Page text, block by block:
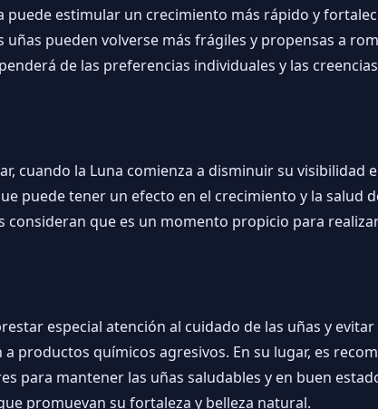
puede estimular un crecimiento más rápido y
pueden volverse más frágiles y propensas a
de las preferencias individuales y las
cuando la Luna comienza a disminuir su visibilidad
puede tener un efecto en el crecimiento y la salud
consideran que es un momento propicio para
especial atención al cuidado de las uñas y
productos químicos agresivos. En su lugar, es
para mantener las uñas saludables y en buen
promuevan su fortaleza y belleza natural.